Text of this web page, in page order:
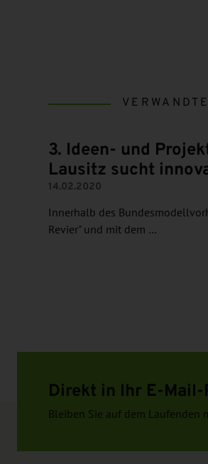
3. Ideen- und
Lausitz sucht
14.02.2020
Innerhalb des
Revier" und mit dem …
Direkt in Ihr E-
Bleiben Sie auf dem